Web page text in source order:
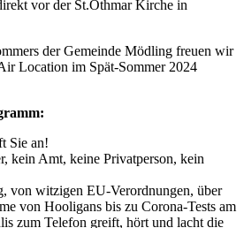
vor der St.Othmar Kirche in
der Gemeinde Mödling freuen wir
Location im Spät-Sommer 2024
Sie an!
kein Amt, keine Privatperson, kein
von witzigen EU-Verordnungen, über
von Hooligans bis zu Corona-Tests am
zum Telefon greift, hört und lacht die